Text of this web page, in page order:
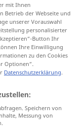
mit Ihnen
Betrieb der Webseite und
unserer Vorauswahl
personalisierter
Button Ihr
Ihre Einwilligung
zu den Cookies
Optionen“.
Datenschutzerklärung.
Speichern von
Messung von